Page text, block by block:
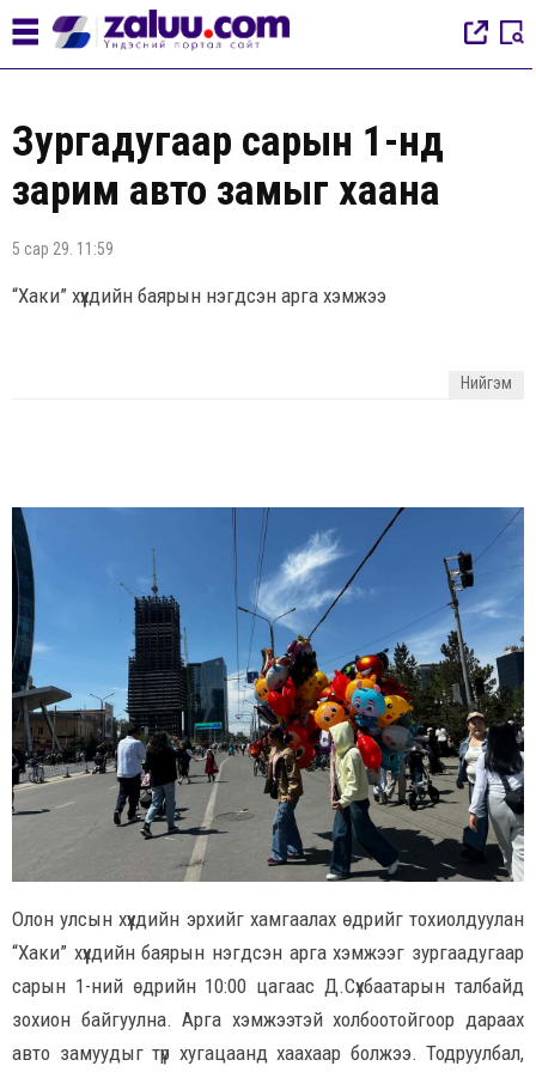
Зургадугаар сарын 1-нд
зарим авто замыг хаана
5 сар 29. 11:59
“Хаки” хүүхдийн баярын нэгдсэн арга хэмжээ
Нийгэм
Олон улсын хүүхдийн эрхийг хамгаалах өдрийг тохиолдуулан
“Хаки” хүүхдийн баярын нэгдсэн арга хэмжээг зургаадугаар
сарын 1-ний өдрийн 10:00 цагаас Д.Сүхбаатарын талбайд
зохион байгуулна. Арга хэмжээтэй холбоотойгоор дараах
авто замуудыг түр хугацаанд хаахаар болжээ. Тодруулбал,